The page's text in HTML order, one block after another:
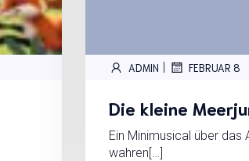
ADMIN | FEBRUAR 8
Die kleine
Ein Minimusical über das
wahren[…]